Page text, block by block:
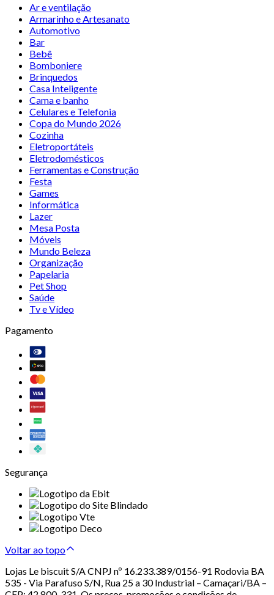
Ar e ventilação
Armarinho e Artesanato
Automotivo
Bar
Bebê
Bomboniere
Brinquedos
Casa Inteligente
Cama e banho
Celulares e Telefonia
Copa do Mundo 2026
Cozinha
Eletroportáteis
Eletrodomésticos
Ferramentas e Construção
Festa
Games
Informática
Lazer
Mesa Posta
Móveis
Mundo Beleza
Organização
Papelaria
Pet Shop
Saúde
Tv e Vídeo
Pagamento
Segurança
Voltar ao topo
Lojas Le biscuit S/A CNPJ nº 16.233.389/0156-91 Rodovia BA
535 - Via Parafuso S/N, Rua 25 a 30 Industrial – Camaçari/BA –